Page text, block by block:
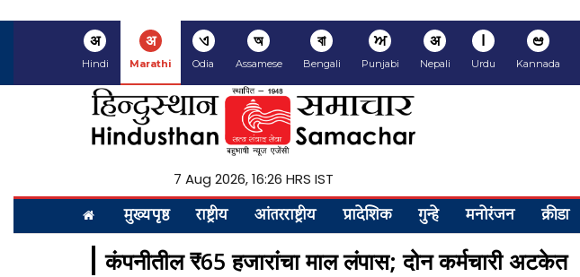
अ
Hindi
अ
Marathi
ଏ
Odia
অ
Assamese
বা
Bengali
ਅ
Punjabi
अ
Nepali
ا
Urdu
ಆ
Kannada
7 Aug 2026, 16:26 HRS IST
मुख्यपृष्ठ राष्ट्रीय आंतरराष्ट्रीय प्रादेशिक गुन्हे मनोरंजन क्रीडा
कंपनीतील ₹65 हजारांचा माल लंपास; दोन कर्मचारी अटकेत